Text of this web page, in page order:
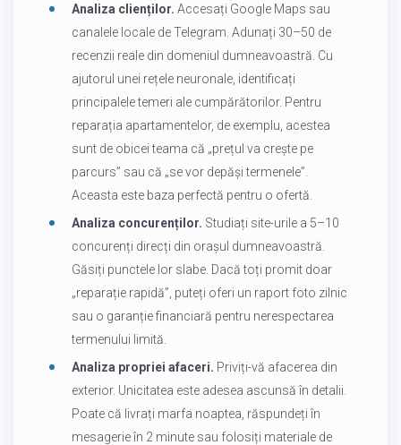
Analiza clienților. Accesați Google Maps sau
canalele locale de Telegram. Adunați 30–50 de
recenzii reale din domeniul dumneavoastră. Cu
ajutorul unei rețele neuronale, identificați
principalele temeri ale cumpărătorilor. Pentru
reparația apartamentelor, de exemplu, acestea
sunt de obicei teama că „prețul va crește pe
parcurs” sau că „se vor depăși termenele”.
Aceasta este baza perfectă pentru o ofertă.
Analiza concurenților. Studiați site-urile a 5–10
concurenți direcți din orașul dumneavoastră.
Găsiți punctele lor slabe. Dacă toți promit doar
„reparație rapidă”, puteți oferi un raport foto zilnic
sau o garanție financiară pentru nerespectarea
termenului limită.
Analiza propriei afaceri. Priviți-vă afacerea din
exterior. Unicitatea este adesea ascunsă în detalii.
Poate că livrați marfa noaptea, răspundeți în
mesagerie în 2 minute sau folosiți materiale de